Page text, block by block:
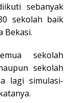
sebanyak
sekolah baik
Bekasi.
sekolah
sekolah
lagi simulasi-